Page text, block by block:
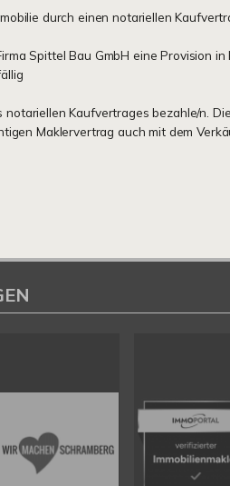
durch einen notariellen
Spittel Bau GmbH eine Provision
notariellen Kaufvertrages bezahle/n.
Maklervertrag auch mit dem